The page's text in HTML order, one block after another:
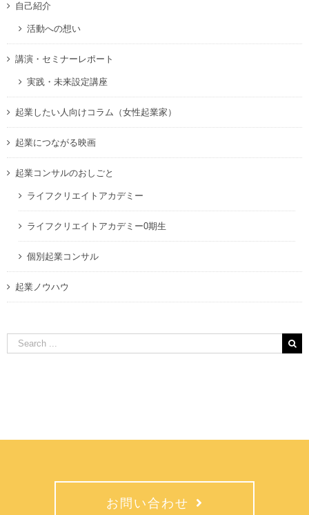
自己紹介
活動への想い
講演・セミナーレポート
実践・未来設定講座
起業したい人向けコラム（女性起業家）
起業につながる映画
起業コンサルのおしごと
ライフクリエイトアカデミー
ライフクリエイトアカデミー0期生
個別起業コンサル
起業ノウハウ
Search
for:
お問い合わせ